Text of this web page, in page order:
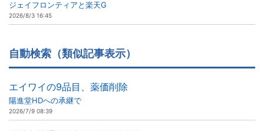
ジェイフロンティアと楽天G
2026/8/3 16:45
自動検索（類似記事表示）
エイワイの9品目、薬価削除
陽進堂HDへの承継で
2026/7/9 08:39